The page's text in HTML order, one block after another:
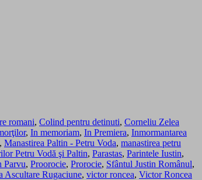
romani, Colind pentru detinuti, Corneliu Zelea
, In memoriam, In Premiera, Inmormantarea
, Manastirea Paltin - Petru Voda, manastirea petru
Petru Vodă şi Paltin, Parastas, Parintele Iustin,
Parvu, Proorocie, Prorocie, Sfântul Justin Românul,
Ascultare Rugaciune, victor roncea, Victor Roncea